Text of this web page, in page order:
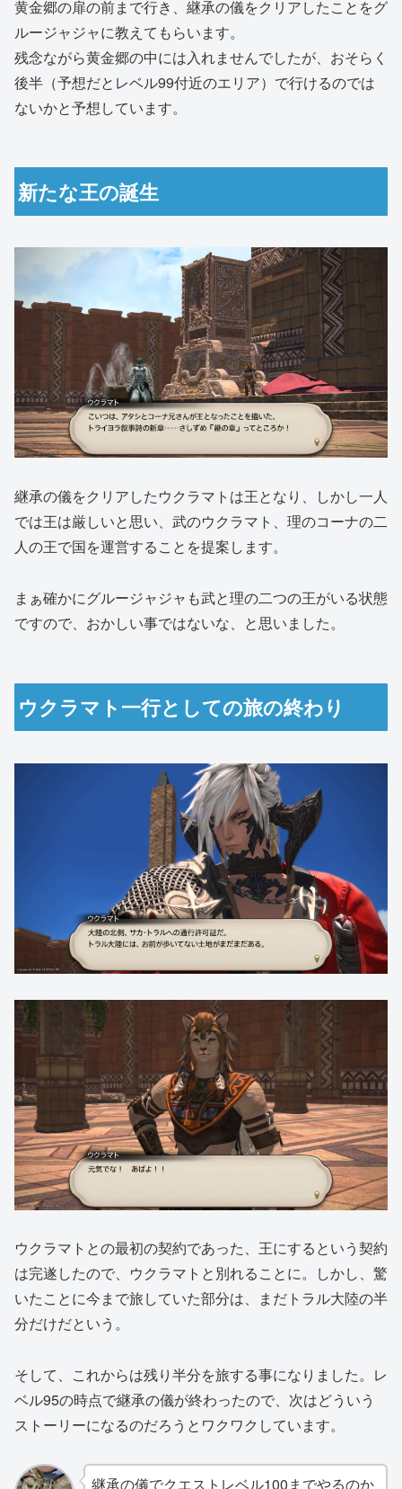
黄金郷の扉の前まで行き、継承の儀をクリアしたことをグ
ルージャジャに教えてもらいます。
残念ながら黄金郷の中には入れませんでしたが、おそらく
後半（予想だとレベル99付近のエリア）で行けるのでは
ないかと予想しています。
新たな王の誕生
継承の儀をクリアしたウクラマトは王となり、しかし一人
では王は厳しいと思い、武のウクラマト、理のコーナの二
人の王で国を運営することを提案します。
まぁ確かにグルージャジャも武と理の二つの王がいる状態
ですので、おかしい事ではないな、と思いました。
ウクラマト一行としての旅の終わり
ウクラマトとの最初の契約であった、王にするという契約
は完遂したので、ウクラマトと別れることに。しかし、驚
いたことに今まで旅していた部分は、まだトラル大陸の半
分だけだという。
そして、これからは残り半分を旅する事になりました。レ
ベル95の時点で継承の儀が終わったので、次はどういう
ストーリーになるのだろうとワクワクしています。
継承の儀でクエストレベル100までやるのか